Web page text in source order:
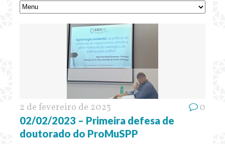
2 de fevereiro de 2023 0
02/02/2023 – Primeira defesa de
doutorado do ProMuSPP